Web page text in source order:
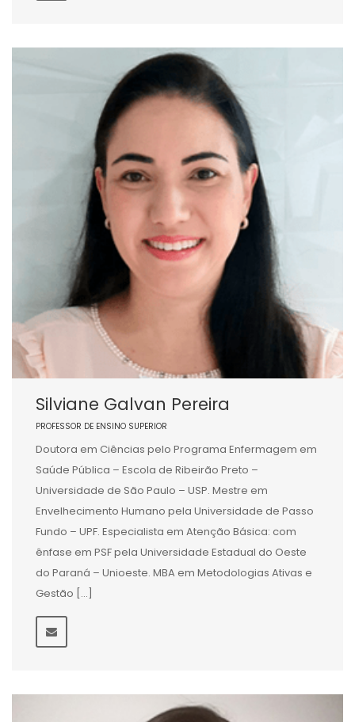
Silviane Galvan Pereira
PROFESSOR DE ENSINO SUPERIOR
Doutora em Ciências pelo Programa Enfermagem em
Saúde Pública – Escola de Ribeirão Preto –
Universidade de São Paulo – USP. Mestre em
Envelhecimento Humano pela Universidade de Passo
Fundo – UPF. Especialista em Atenção Básica: com
ênfase em PSF pela Universidade Estadual do Oeste
do Paraná – Unioeste. MBA em Metodologias Ativas e
Gestão […]